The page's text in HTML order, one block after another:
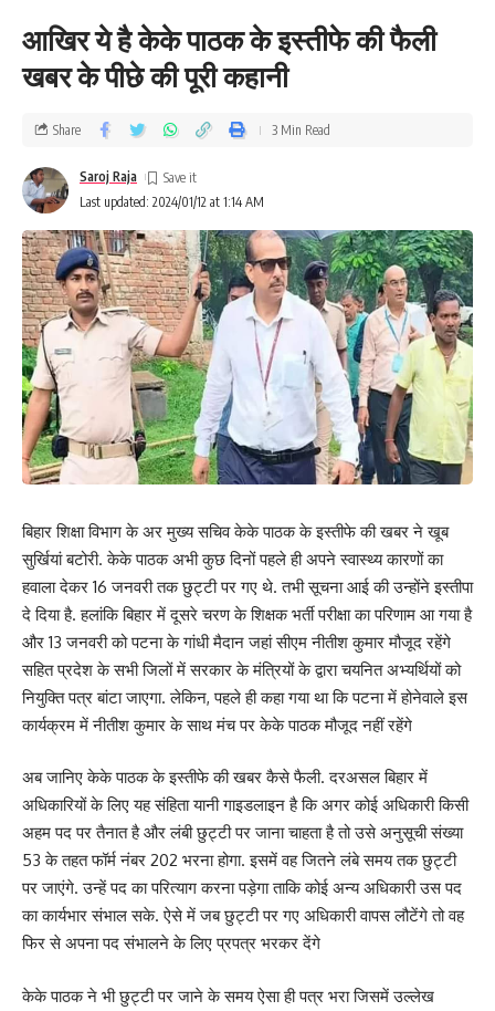
आखिर ये है केके पाठक के इस्तीफे की फैली
खबर के पीछे की पूरी कहानी
Last updated: 2024/01/12 at 1:14 AM
Saroj Raja
Share 3 Min Read
बिहार शिक्षा विभाग के अर मुख्य सचिव केके पाठक के इस्तीफे की खबर ने खूब
सुर्खियां बटोरी. केके पाठक अभी कुछ दिनों पहले ही अपने स्वास्थ्य कारणों का
हवाला देकर 16 जनवरी तक छुट्टी पर गए थे. तभी सूचना आई की उन्होंने इस्तीपा
दे दिया है. हलांकि बिहार में दूसरे चरण के शिक्षक भर्ती परीक्षा का परिणाम आ गया है
और 13 जनवरी को पटना के गांधी मैदान जहां सीएम नीतीश कुमार मौजूद रहेंगे
सहित प्रदेश के सभी जिलों में सरकार के मंत्रियों के द्वारा चयनित अभ्यर्थियों को
नियुक्ति पत्र बांटा जाएगा. लेकिन, पहले ही कहा गया था कि पटना में होनेवाले इस
कार्यक्रम में नीतीश कुमार के साथ मंच पर केके पाठक मौजूद नहीं रहेंगे
अब जानिए केके पाठक के इस्तीफे की खबर कैसे फैली. दरअसल बिहार में
अधिकारियों के लिए यह संहिता यानी गाइडलाइन है कि अगर कोई अधिकारी किसी
अहम पद पर तैनात है और लंबी छुट्टी पर जाना चाहता है तो उसे अनुसूची संख्या
53 के तहत फॉर्म नंबर 202 भरना होगा. इसमें वह जितने लंबे समय तक छुट्टी
पर जाएंगे. उन्हें पद का परित्याग करना पड़ेगा ताकि कोई अन्य अधिकारी उस पद
का कार्यभार संभाल सके. ऐसे में जब छुट्टी पर गए अधिकारी वापस लौटेंगे तो वह
फिर से अपना पद संभालने के लिए प्रपत्र भरकर देंगे
केके पाठक ने भी छुट्टी पर जाने के समय ऐसा ही पत्र भरा जिसमें उल्लेख